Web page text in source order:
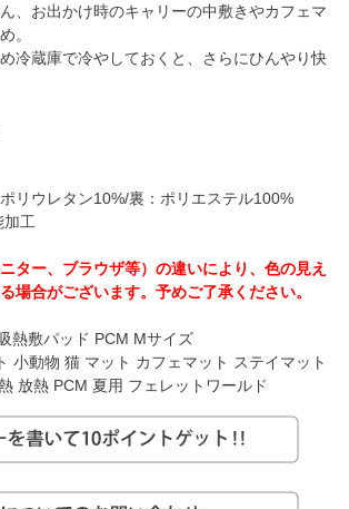
、お出かけ時のキャリーの中敷きやカフェマ
。
冷蔵庫で冷やしておくと、さらにひんやり快
リウレタン10%/裏：ポリエステル100%
工
ター、ブラウザ等）の違いにより、色の見え
場合がございます。予めご了承ください。
熱敷パッド PCM Mサイズ
小動物 猫 マット カフェマット ステイマット
放熱 PCM 夏用 フェレットワールド